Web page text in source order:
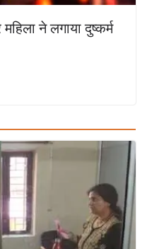
ने लगाया दुष्कर्म